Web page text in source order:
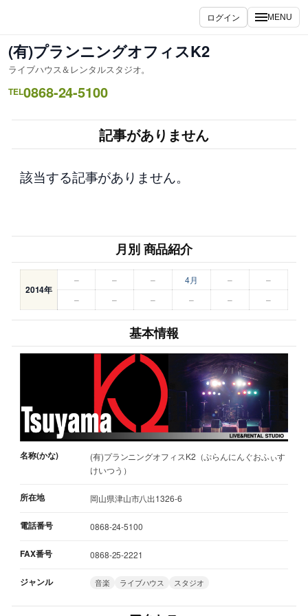
を
ス
キ
ッ
ログイン MENU
(有)プランニングオフィスK2
ライブハウス＆レンタルスタジオ。
TEL0868-24-5100
記事がありません
該当する記事がありません。
月別 商品紹介
2014年
– – – 4月 –
–
–
– – – – –
基本情報
名称(かな)
(有)プランニングオフィスK2（ぷらんにんぐおふぃす
けいつう）
所在地 岡山県津山市八出1326-6
電話番号 0868-24-5100
FAX番号 0868-25-2221
ジャンル 音楽 ライブハウス スタジオ